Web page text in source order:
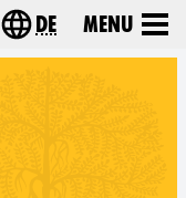
Choose your
de Menu